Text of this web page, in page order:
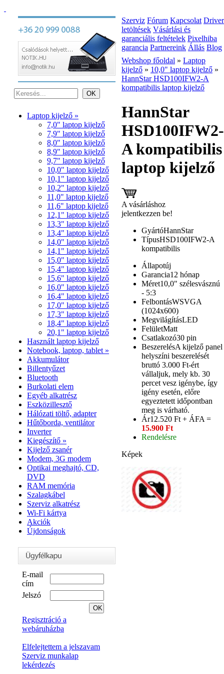
Laptop kijelző »
7,0" laptop kijelző
7,9" laptop kijelző
8,0" laptop kijelző
8,9" laptop kijelző
9,7" laptop kijelző
10,0" laptop kijelző
10,1" laptop kijelző
10,2" laptop kijelző
11,0" laptop kijelző
11,6" laptop kijelző
12,1" laptop kijelző
13,3" laptop kijelző
13,4" laptop kijelző
14,0" laptop kijelző
14,1" laptop kijelző
15,0" laptop kijelző
15,4" laptop kijelző
15,6" laptop kijelző
16,0" laptop kijelző
16,4" laptop kijelző
17,0" laptop kijelző
17,3" laptop kijelző
18,4" laptop kijelző
20,1" laptop kijelző
Használt laptop kijelző
Notebook, laptop, tablet »
Akkumulátor
Billentyűzet
Bluetooth
Burkolati elem
Egyéb alkatrész
Eszközillesztő
Hálózati töltő, adapter
Hűtőborda, ventilátor
Inverter
Kiegészítő »
Kijelző zsanér
Modem, 3G modem
Optikai meghajtó, CD,
DVD
RAM memória
Szalagkábel
Szerviz alkatrész
Wi-Fi kártya
Akciók
Újdonságok
E-mail
cím
Jelszó
Regisztráció a
webáruházba
Elfelejtettem a jelszavam
Szerviz munkalap
lekérdezés
Szerviz Fórum Kapcsolat Driver
letöltések Vásárlási és
garanciális feltételek Pixelhiba
garancia Partnereink Állás Blog
Webshop főoldal » Laptop
kijelző » 10,0" laptop kijelző »
HannStar HSD100IFW2-A
kompatibilis laptop kijelző
HannStar
HSD100IFW2-
A kompatibilis
laptop kijelző
A vásárláshoz
jelentkezzen be!
GyártóHannStar
TípusHSD100IFW2-A
kompatibilis
Állapotúj
Garancia12 hónap
Méret10,0" szélesvásznú
- 5:3
FelbontásWSVGA
(1024x600)
MegvilágításLED
FelületMatt
Csatlakozó30 pin
BeszerelésA kijelző panel
helyszíni beszerelését
bruttó 3.000 Ft-ért
vállaljuk, mely kb. 30
percet vesz igénybe, így
igény esetén, előre
egyeztetett időpontban
meg is várható.
Ár12.520 Ft + ÁFA =
15.900 Ft
Rendelésre
Képek